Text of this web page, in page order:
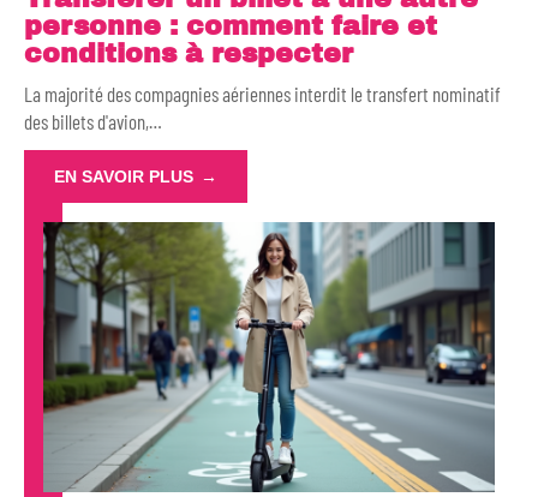
personne : comment faire et
conditions à respecter
La majorité des compagnies aériennes interdit le transfert nominatif
des billets d'avion,…
EN SAVOIR PLUS